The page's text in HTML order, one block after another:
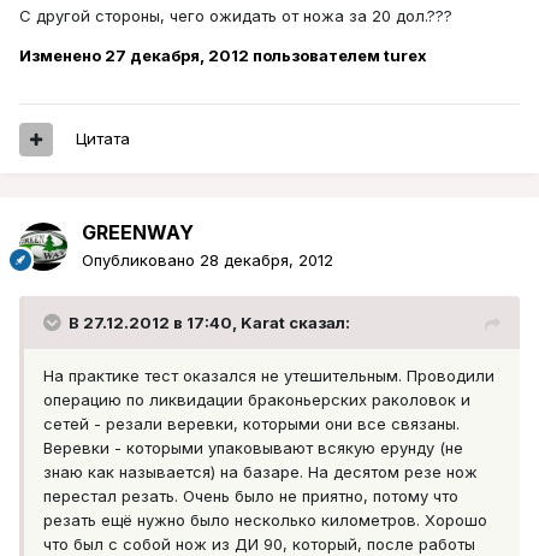
С другой стороны, чего ожидать от ножа за 20 дол.???
Изменено 27 декабря, 2012 пользователем turex
Цитата
GREENWAY
Опубликовано 28 декабря, 2012
В 27.12.2012 в 17:40, Karat сказал:
На практике тест оказался не утешительным. Проводили
операцию по ликвидации браконьерских раколовок и
сетей - резали веревки, которыми они все связаны.
Веревки - которыми упаковывают всякую ерунду (не
знаю как называется) на базаре. На десятом резе нож
перестал резать. Очень было не приятно, потому что
резать ещё нужно было несколько километров. Хорошо
что был с собой нож из ДИ 90, который, после работы